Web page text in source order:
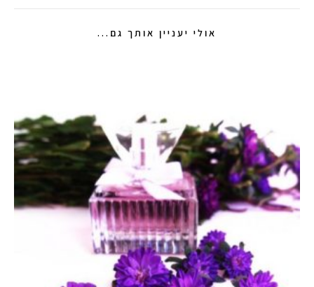
אולי יעניין אותך גם...